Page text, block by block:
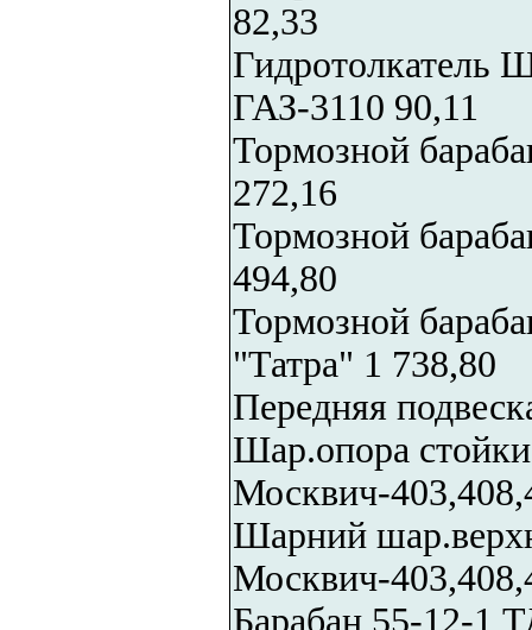
82,33
Гидротолкатель
ГАЗ-3110 90,11
Тормозной
272,16
Тормозной
494,80
Тормозной
"Татра" 1 738,80
Передняя
Шар.опора
Москвич-
Шарний
Москвич-
Барабан 55-12-1